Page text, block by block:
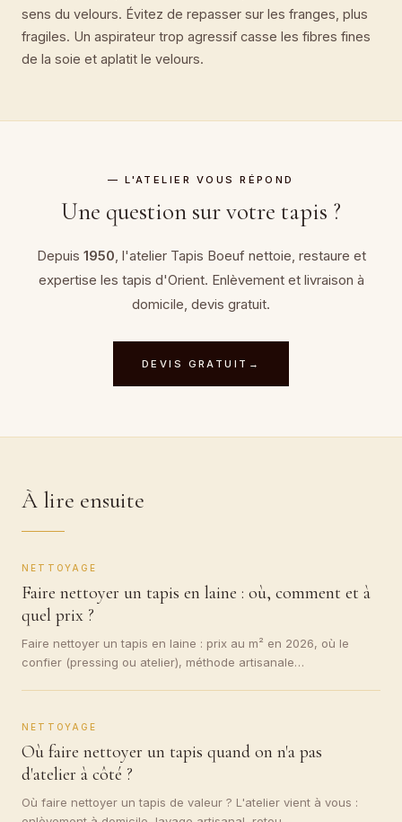
sens du velours. Évitez de repasser sur les franges, plus
fragiles. Un aspirateur trop agressif casse les fibres fines
de la soie et aplatit le velours.
— L'ATELIER VOUS RÉPOND
Une question sur votre tapis ?
Depuis 1950, l'atelier Tapis Boeuf nettoie, restaure et
expertise les tapis d'Orient. Enlèvement et livraison à
domicile, devis gratuit.
DEVIS GRATUIT →
À lire ensuite
NETTOYAGE
Faire nettoyer un tapis en laine : où, comment et à
quel prix ?
Faire nettoyer un tapis en laine : prix au m² en 2026, où le
confier (pressing ou atelier), méthode artisanale…
NETTOYAGE
Où faire nettoyer un tapis quand on n'a pas
d'atelier à côté ?
Où faire nettoyer un tapis de valeur ? L'atelier vient à vous :